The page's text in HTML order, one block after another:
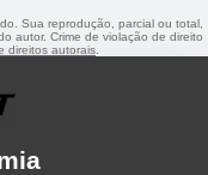
Sua reprodução, parcial ou total,
autor. Crime de violação de direito
direitos autorais.